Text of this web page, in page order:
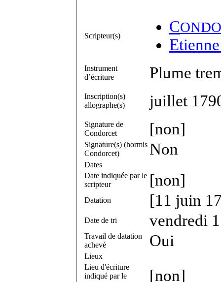
Scripteur(s)
C
Instrument
d’écriture
Plume
Inscription(s)
allographe(s)
juillet
Signature de
Condorcet
[non]
Signature(s) (hormis
Condorcet)
Non
Dates
Date indiquée par le
scripteur
[non]
Datation [11 juin
Date de tri vendredi
Travail de datation
achevé
Oui
Lieux
Lieu d'écriture
indiqué par le
[non]